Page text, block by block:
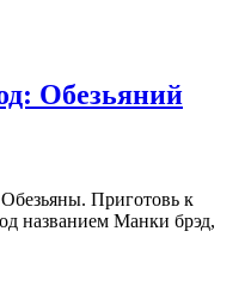
Обезьяний
Приготовь к
названием Манки брэд,